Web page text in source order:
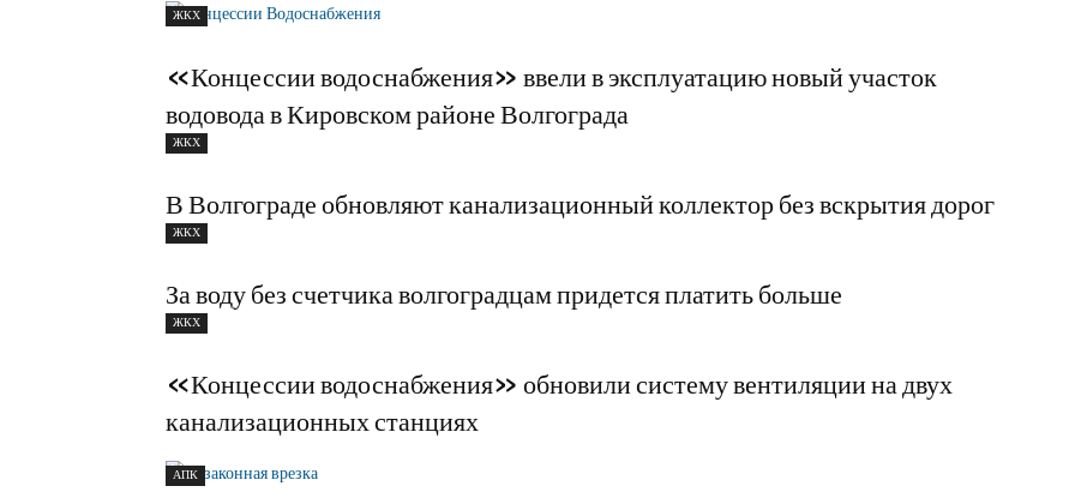
ЖКХ
«Концессии водоснабжения» ввели в эксплуатацию новый участок
водовода в Кировском районе Волгограда
ЖКХ
В Волгограде обновляют канализационный коллектор без вскрытия дорог
ЖКХ
За воду без счетчика волгоградцам придется платить больше
ЖКХ
«Концессии водоснабжения» обновили систему вентиляции на двух
канализационных станциях
АПК